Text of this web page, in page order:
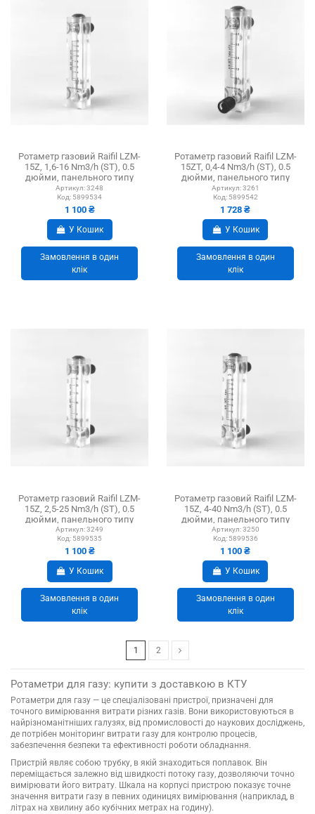
Ротаметр газовий Raifil LZM-
15Z, 1,6-16 Nm3/h (ST), 0.5
дюйми, панельного типу
Артикул:3248
Код: 5899534
1 100 ₴
У Кошик
Замовлення в один
клік
Ротаметр газовий Raifil LZM-
15ZT, 0,4-4 Nm3/h (ST), 0.5
дюйми, панельного типу
Артикул:3261
Код: 5899542
1 728 ₴
У Кошик
Замовлення в один
клік
Ротаметр газовий Raifil LZM-
15Z, 2,5-25 Nm3/h (ST), 0.5
дюйми, панельного типу
Артикул:3249
Код: 5899535
1 100 ₴
У Кошик
Замовлення в один
клік
Ротаметр газовий Raifil LZM-
15Z, 4-40 Nm3/h (ST), 0.5
дюйми, панельного типу
Артикул:3250
Код: 5899536
1 100 ₴
У Кошик
Замовлення в один
клік
1 2
Ротаметри для газу: купити з доставкою в КТУ
Ротаметри для газу — це спеціалізовані пристрої, призначені для
точного вимірювання витрати різних газів. Вони використовуються в
найрізноманітніших галузях, від промисловості до наукових досліджень,
де потрібен моніторинг витрати газу для контролю процесів,
забезпечення безпеки та ефективності роботи обладнання.
Пристрій являє собою трубку, в якій знаходиться поплавок. Він
переміщається залежно від швидкості потоку газу, дозволяючи точно
вимірювати його витрату. Шкала на корпусі пристрою показує точне
значення витрати газу в певних одиницях вимірювання (наприклад, в
літрах на хвилину або кубічних метрах на годину).